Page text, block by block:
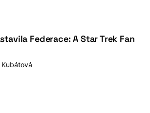
Federace: A Star Trek Fan
Kubátová